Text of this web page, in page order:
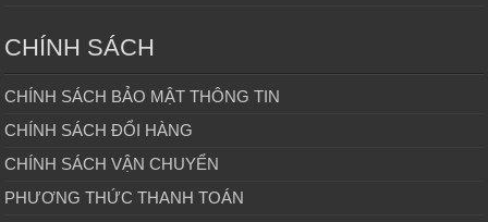
CHÍNH SÁCH
CHÍNH SÁCH BẢO MẬT THÔNG TIN
CHÍNH SÁCH ĐỔI HÀNG
CHÍNH SÁCH VẬN CHUYỂN
PHƯƠNG THỨC THANH TOÁN